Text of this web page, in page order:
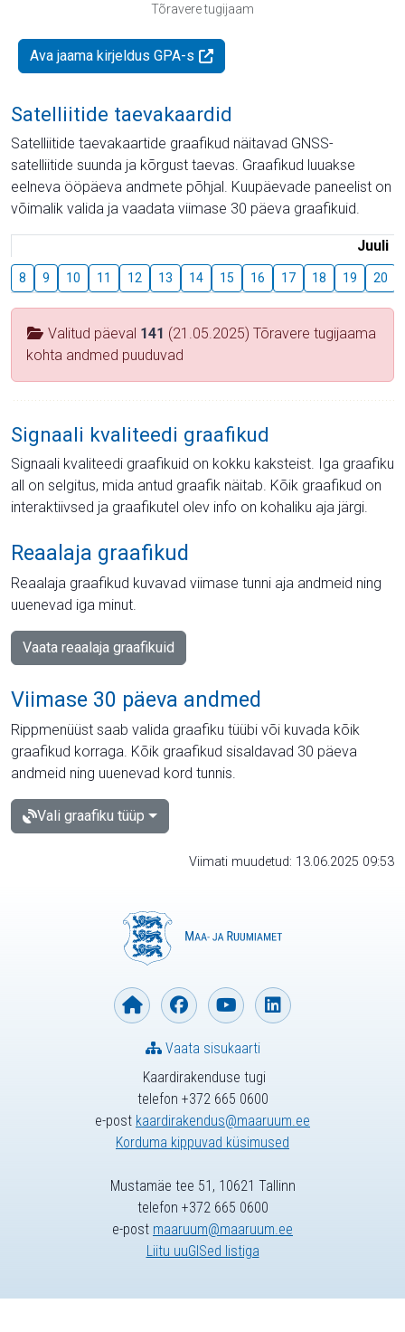
Tõravere tugijaam
Ava jaama kirjeldus GPA-s
Satelliitide taevakaardid
Satelliitide taevakaartide graafikud näitavad GNSS-
satelliitide suunda ja kõrgust taevas. Graafikud luuakse
eelneva ööpäeva andmete põhjal. Kuupäevade paneelist on
võimalik valida ja vaadata viimase 30 päeva graafikuid.
Juuli
8 9 10 11 12 13 14 15 16 17 18 19 20
Valitud päeval 141 (21.05.2025) Tõravere tugijaama
kohta andmed puuduvad
Signaali kvaliteedi graafikud
Signaali kvaliteedi graafikuid on kokku kaksteist. Iga graafiku
all on selgitus, mida antud graafik näitab. Kõik graafikud on
interaktiivsed ja graafikutel olev info on kohaliku aja järgi.
Reaalaja graafikud
Reaalaja graafikud kuvavad viimase tunni aja andmeid ning
uuenevad iga minut.
Vaata reaalaja graafikuid
Viimase 30 päeva andmed
Rippmenüüst saab valida graafiku tüübi või kuvada kõik
graafikud korraga. Kõik graafikud sisaldavad 30 päeva
andmeid ning uuenevad kord tunnis.
Vali graafiku tüüp
Viimati muudetud: 13.06.2025 09:53
Kaardirakenduse tugi
telefon +372 665 0600
e-post kaardirakendus@maaruum.ee
Korduma kippuvad küsimused
Vaata sisukaarti
Mustamäe tee 51, 10621 Tallinn
telefon +372 665 0600
e-post maaruum@maaruum.ee
Liitu uuGISed listiga